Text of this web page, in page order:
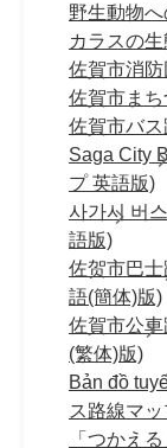
野生動物
カラスの
佐賀市消
佐賀市ま
佐賀市バ
Saga City
プ 英語版)
사가시 버
語版)
佐贺市巴
語(簡体)版)
佐賀市公
(繁体)版)
Bản đồ
ス路線マッ
「つかえ